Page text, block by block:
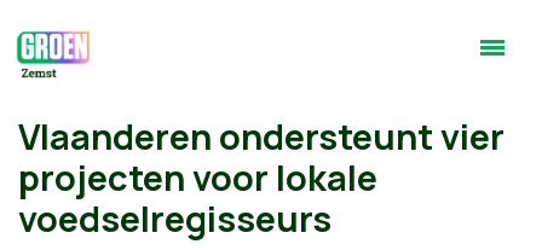
Vlaanderen ondersteunt vier
projecten voor lokale
voedselregisseurs